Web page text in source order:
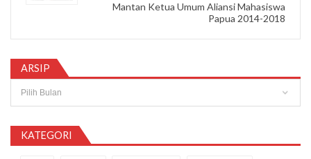
Mantan Ketua Umum Aliansi Mahasiswa
Papua 2014-2018
ARSIP
KATEGORI